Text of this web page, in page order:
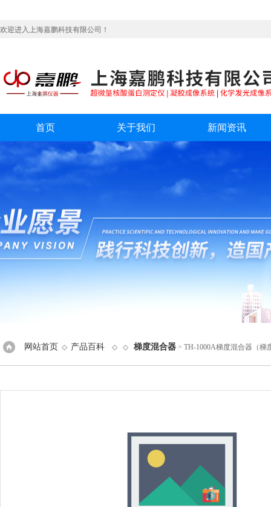
欢迎进入上海嘉鹏科技有限公司！
首页 关于我们 新闻资讯
网站首页 ◇ 产品百科 ◇ ◇ 梯度混合器 > TH-1000A梯度混合器（梯